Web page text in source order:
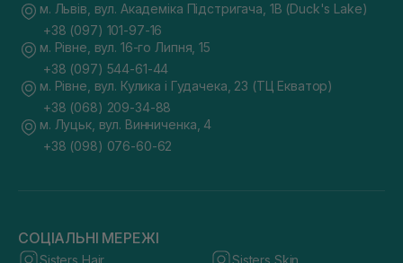
м. Львів, вул. Академіка Підстригача, 1В (Duck's Lake)
+38 (097) 101-97-16
м. Рівне, вул. 16-го Липня, 15
+38 (097) 544-61-44
м. Рівне, вул. Кулика і Гудачека, 23 (ТЦ Екватор)
+38 (068) 209-34-88
м. Луцьк, вул. Винниченка, 4
+38 (098) 076-60-62
СОЦІАЛЬНІ МЕРЕЖІ
Sisters Hair Sisters Skin